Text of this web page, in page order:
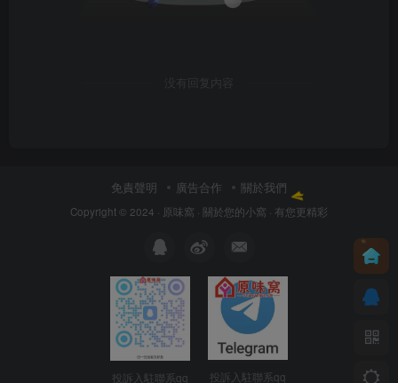
没有回复内容
免責聲明 廣告合作 關於我們
Copyright © 2024 · 原味窩 · 關於您的小窩 · 有您更精彩
投訴入駐聯系qq 投訴入駐聯系qq